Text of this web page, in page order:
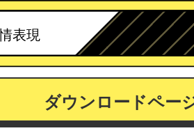
表現
ダウンロードペー